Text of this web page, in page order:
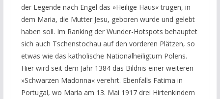
der Legende nach Engel das »Heilige Haus« trugen, in
dem Maria, die Mutter Jesu, geboren wurde und gelebt
haben soll. Im Ranking der Wunder-Hotspots behauptet
sich auch Tschenstochau auf den vorderen Plätzen, so
etwas wie das katholische Nationalheiligtum Polens.
Hier wird seit dem Jahr 1384 das Bildnis einer weiteren
»Schwarzen Madonna« verehrt. Ebenfalls Fatima in
Portugal, wo Maria am 13. Mai 1917 drei Hirtenkindern